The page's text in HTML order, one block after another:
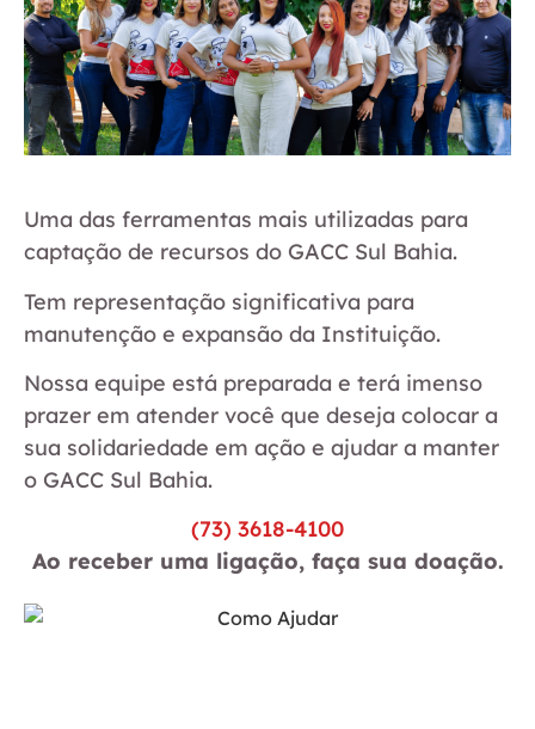
Uma das ferramentas mais utilizadas para
captação de recursos do GACC Sul Bahia.
Tem representação significativa para
manutenção e expansão da Instituição.
Nossa equipe está preparada e terá imenso
prazer em atender você que deseja colocar a
sua solidariedade em ação e ajudar a manter
o GACC Sul Bahia.
(73) 3618-4100
Ao receber uma ligação, faça sua doação.